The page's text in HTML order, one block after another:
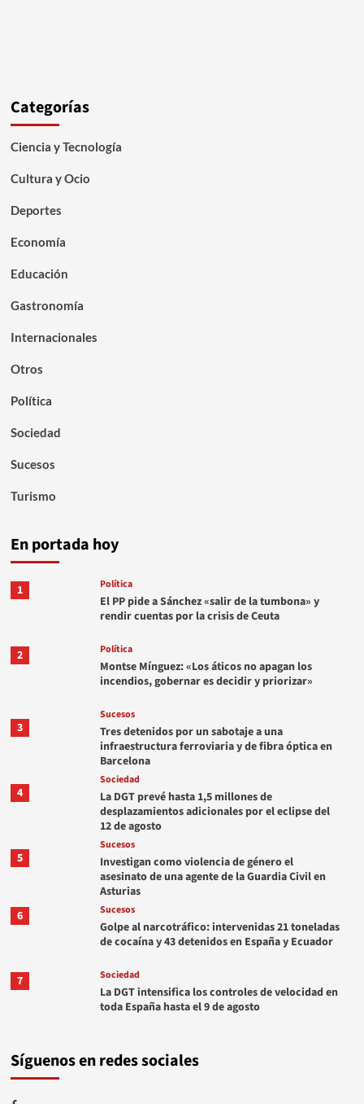
Categorías
Ciencia y Tecnología
Cultura y Ocio
Deportes
Economía
Educación
Gastronomía
Internacionales
Otros
Política
Sociedad
Sucesos
Turismo
En portada hoy
1 Política
El PP pide a Sánchez «salir de la tumbona» y
rendir cuentas por la crisis de Ceuta
2 Política
Montse Mínguez: «Los áticos no apagan los
incendios, gobernar es decidir y priorizar»
3
Sucesos
Tres detenidos por un sabotaje a una
infraestructura ferroviaria y de fibra óptica en
Barcelona
4
Sociedad
La DGT prevé hasta 1,5 millones de
desplazamientos adicionales por el eclipse del
12 de agosto
5
Sucesos
Investigan como violencia de género el
asesinato de una agente de la Guardia Civil en
Asturias
6
Sucesos
Golpe al narcotráfico: intervenidas 21 toneladas
de cocaína y 43 detenidos en España y Ecuador
7 Sociedad
La DGT intensifica los controles de velocidad en
toda España hasta el 9 de agosto
Síguenos en redes sociales